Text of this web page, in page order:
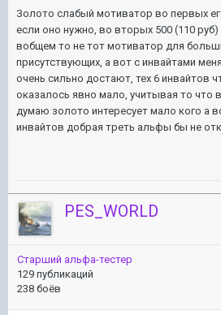
Золото слабый мотиватор во первых
если оно нужно, во вторых 500 (110 руб)
вобщем то не тот мотиватор для
присутствующих, а вот с инвайтами
очень сильно достают, тех 6 инвайтов
оказалось явно мало, учитывая то что
думаю золото интересует мало кого а
инвайтов добрая треть альфы бы не
PES_WORLD
Старший альфа-тестер
129 публикаций
238 боёв